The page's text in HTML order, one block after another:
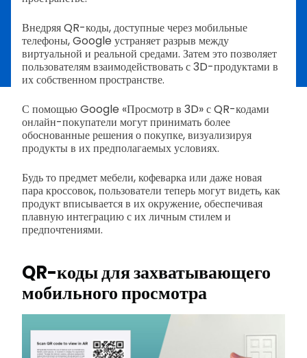
Внедряя QR-коды, доступные через мобильные
телефоны, Google устраняет разрыв между
виртуальной и реальной средами. Затем это позволяет
пользователям взаимодействовать с 3D-продуктами в
их собственном пространстве.
С помощью Google «Просмотр в 3D» с QR-кодами
онлайн-покупатели могут принимать более
обоснованные решения о покупке, визуализируя
продукты в их предполагаемых условиях.
Будь то предмет мебели, кофеварка или даже новая
пара кроссовок, пользователи теперь могут видеть, как
продукт вписывается в их окружение, обеспечивая
плавную интеграцию с их личным стилем и
предпочтениями.
QR-коды для захватывающего
мобильного просмотра